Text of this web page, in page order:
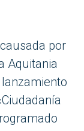
por
Aquitania